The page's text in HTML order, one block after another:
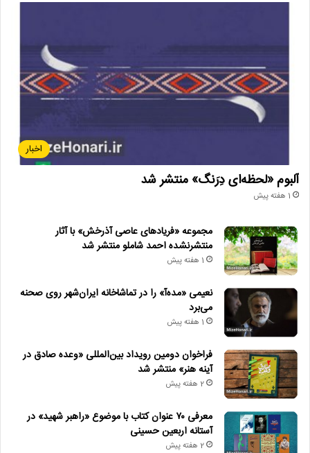
اخبار
آلبوم «لحظه‌ای دِرَنگ» منتشر شد
1 هفته پیش
مجموعه «فریادهای عاصی آذرخش» با آثار
منتشرنشده احمد شاملو منتشر شد
1 هفته پیش
نعیمی «مده‌آ» را در تماشاخانه ایران‌شهر روی صحنه
می‌برد
1 هفته پیش
فراخوان دومین رویداد بین‌المللی «وعده صادق در
آینه هنر» منتشر شد
2 هفته پیش
معرفی ۷۰ عنوان کتاب با موضوع «راهبر شهید» در
آستانه اربعین حسینی
2 هفته پیش